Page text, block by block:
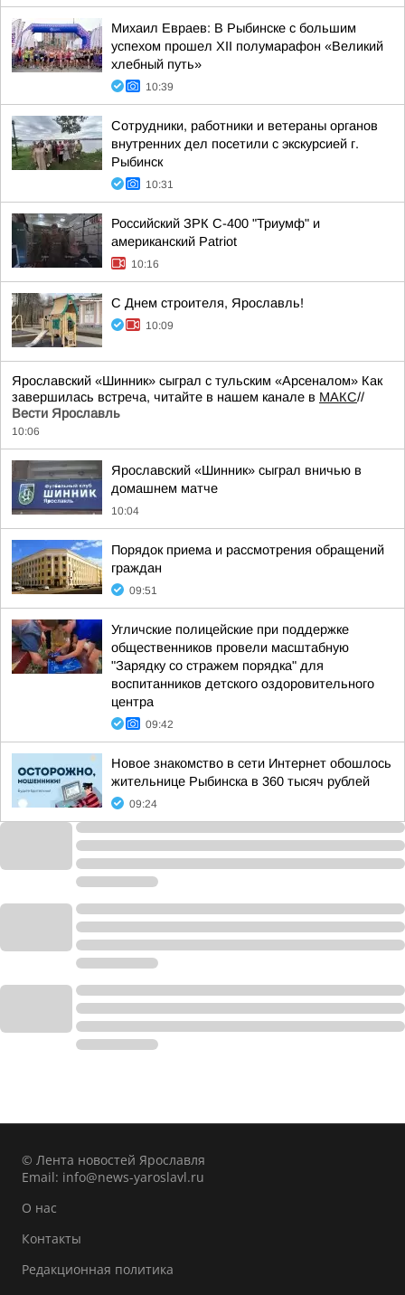
Михаил Евраев: В Рыбинске с большим
успехом прошел XII полумарафон «Великий
хлебный путь»
10:39
Сотрудники, работники и ветераны органов
внутренних дел посетили с экскурсией г.
Рыбинск
10:31
Российский ЗРК С-400 "Триумф" и
американский Patriot
10:16
С Днем строителя, Ярославль!
10:09
Ярославский «Шинник» сыграл с тульским «Арсеналом» Как
завершилась встреча, читайте в нашем канале в МАКС//
Вести Ярославль
10:06
Ярославский «Шинник» сыграл вничью в
домашнем матче
10:04
Порядок приема и рассмотрения обращений
граждан
09:51
Угличские полицейские при поддержке
общественников провели масштабную
"Зарядку со стражем порядка" для
воспитанников детского оздоровительного
центра
09:42
Новое знакомство в сети Интернет обошлось
жительнице Рыбинска в 360 тысяч рублей
09:24
© Лента новостей Ярославля
Email: info@news-yaroslavl.ru
О нас
Контакты
Редакционная политика